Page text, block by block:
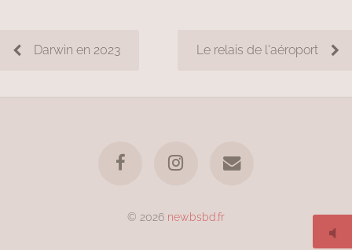
Darwin en 2023 Le relais de l'aéroport
© 2026 new.bsbd.fr